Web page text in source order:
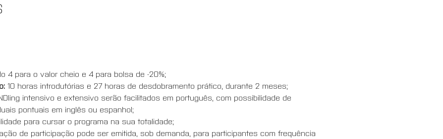
4 para o valor cheio e 4 para bolsa de -20%;
10 horas introdutórias e 27 horas de desdobramento prático, durante 2 meses;
intensivo e extensivo serão facilitados em português, com possibilidade de
pontuais em inglês ou espanhol;
para cursar o programa na sua totalidade;
de participação pode ser emitida, sob demanda, para participantes com frequência